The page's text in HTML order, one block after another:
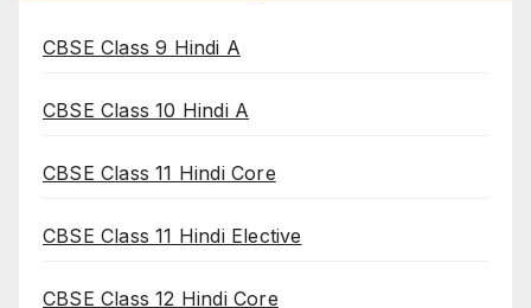
CBSE Class 9 Hindi A
CBSE Class 10 Hindi A
CBSE Class 11 Hindi Core
CBSE Class 11 Hindi Elective
CBSE Class 12 Hindi Core